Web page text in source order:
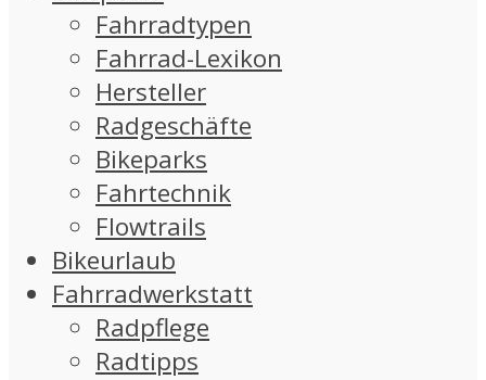
Fahrradtypen
Fahrrad-Lexikon
Hersteller
Radgeschäfte
Bikeparks
Fahrtechnik
Flowtrails
Bikeurlaub
Fahrradwerkstatt
Radpflege
Radtipps